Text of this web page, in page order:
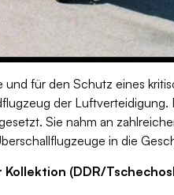
für den Schutz eines
der
Sie nahm an
in die
(DDR/